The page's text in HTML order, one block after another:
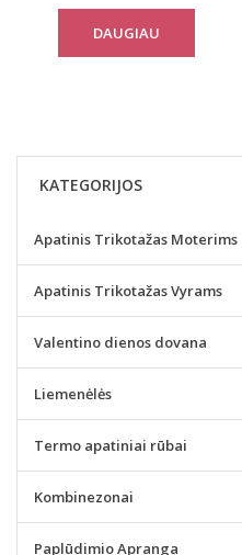
DAUGIAU
KATEGORIJOS
Apatinis Trikotažas Moterims
Apatinis Trikotažas Vyrams
Valentino dienos dovana
Liemenėlės
Termo apatiniai rūbai
Kombinezonai
Paplūdimio Apranga